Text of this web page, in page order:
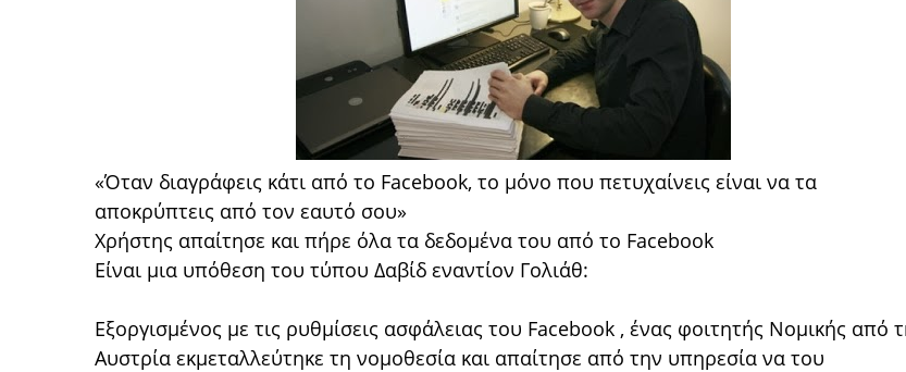
«Όταν διαγράφεις κάτι από το Facebook, το μόνο που πετυχαίνεις είναι να τα
αποκρύπτεις από τον εαυτό σου»
Χρήστης απαίτησε και πήρε όλα τα δεδομένα του από το Facebook
Είναι μια υπόθεση του τύπου Δαβίδ εναντίον Γολιάθ:
Εξοργισμένος με τις ρυθμίσεις ασφάλειας του Facebook , ένας φοιτητής Νομικής από
Αυστρία εκμεταλλεύτηκε τη νομοθεσία και απαίτησε από την υπηρεσία να του